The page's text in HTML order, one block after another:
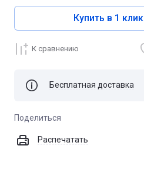
Купить в 1 клик
К сравнению
Бесплатная доставка
Поделиться
Распечатать